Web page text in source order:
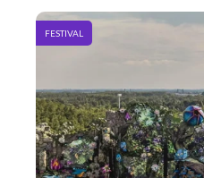
FESTIVAL